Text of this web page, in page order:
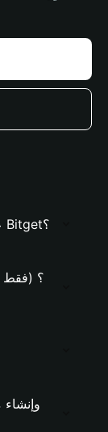
كيفية إنشاء محفظة BYTER على محفظة Bitget؟